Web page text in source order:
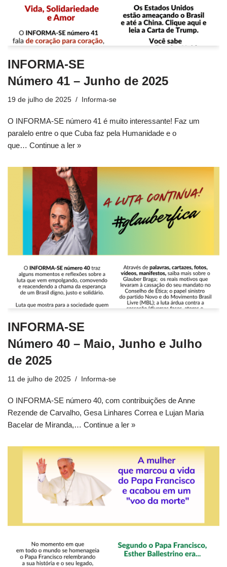
INFORMA-SE
Número 41 – Junho de 2025
19 de julho de 2025 Informa-se
O INFORMA-SE número 41 é muito interessante! Faz um
paralelo entre o que Cuba faz pela Humanidade e o
que… Continue a ler »
INFORMA-SE
Número 40 – Maio, Junho e Julho
de 2025
11 de julho de 2025 Informa-se
O INFORMA-SE número 40, com contribuições de Anne
Rezende de Carvalho, Gesa Linhares Correa e Lujan Maria
Bacelar de Miranda,… Continue a ler »